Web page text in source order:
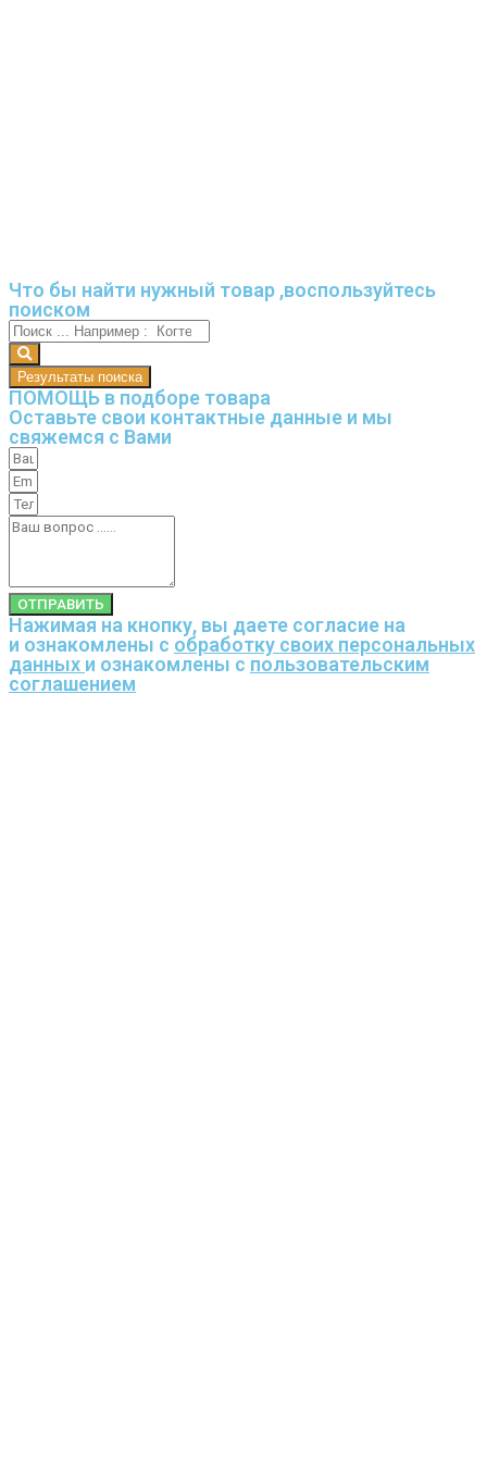
Что бы найти нужный товар ,воспользуйтесь
поиском
Результаты поиска
ПОМОЩЬ в подборе товара
Оставьте свои контактные данные и мы
свяжемся с Вами
ОТПРАВИТЬ
Нажимая на кнопку, вы даете согласие на
и ознакомлены с обработку своих персональных
данных и ознакомлены с пользовательским
соглашением